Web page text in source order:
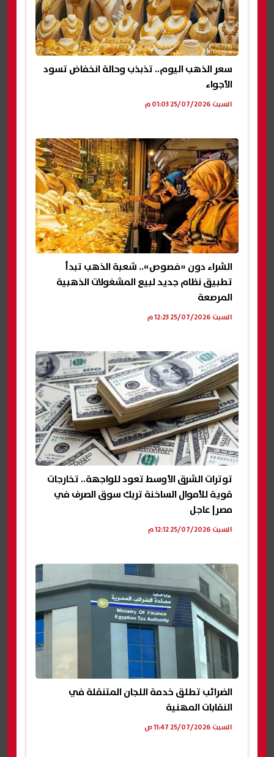
سعر الذهب اليوم.. تذبذب وحالة انخفاض تسود
الأجواء
السبت 25/07/2026 01:03 م
الشراء دون «فصوص».. شعبة الذهب تبدأ
تطبيق نظام جديد لبيع المشغولات الذهبية
المرصعة
السبت 25/07/2026 12:23 م
توترات الشرق الأوسط تعود للواجهة.. تخارجات
قوية للأموال الساخنة تربك سوق الصرف في
مصر| عاجل
السبت 25/07/2026 12:12 م
الضرائب تطلق خدمة اللجان المتنقلة في
النقابات المهنية
السبت 25/07/2026 11:47 ص